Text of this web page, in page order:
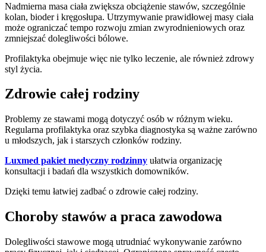
Nadmierna masa ciała zwiększa obciążenie stawów, szczególnie
kolan, bioder i kręgosłupa. Utrzymywanie prawidłowej masy ciała
może ograniczać tempo rozwoju zmian zwyrodnieniowych oraz
zmniejszać dolegliwości bólowe.
Profilaktyka obejmuje więc nie tylko leczenie, ale również zdrowy
styl życia.
Zdrowie całej rodziny
Problemy ze stawami mogą dotyczyć osób w różnym wieku.
Regularna profilaktyka oraz szybka diagnostyka są ważne zarówno
u młodszych, jak i starszych członków rodziny.
Luxmed pakiet medyczny rodzinny ułatwia organizację
konsultacji i badań dla wszystkich domowników.
Dzięki temu łatwiej zadbać o zdrowie całej rodziny.
Choroby stawów a praca zawodowa
Dolegliwości stawowe mogą utrudniać wykonywanie zarówno